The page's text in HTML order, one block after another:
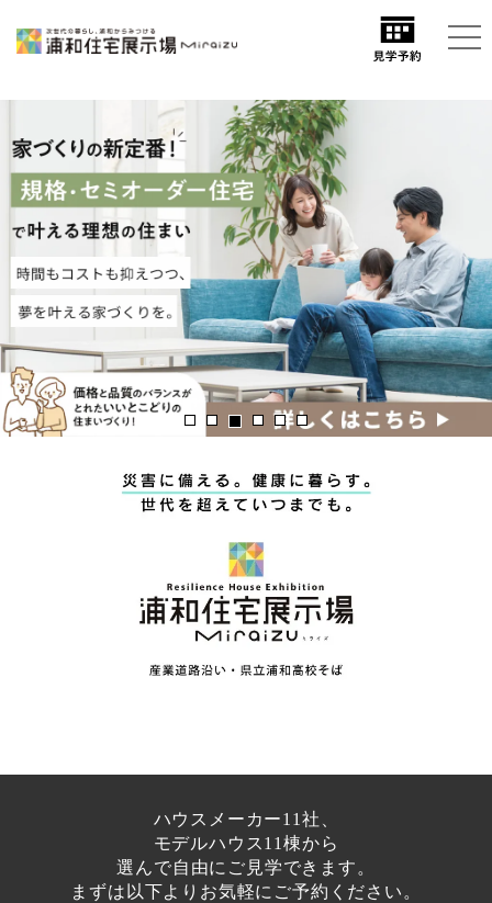
1 2 3 4 5 6
ハウスメーカー11社、
モデルハウス11棟から
選んで自由にご見学できます。
まずは以下よりお気軽にご予約ください。